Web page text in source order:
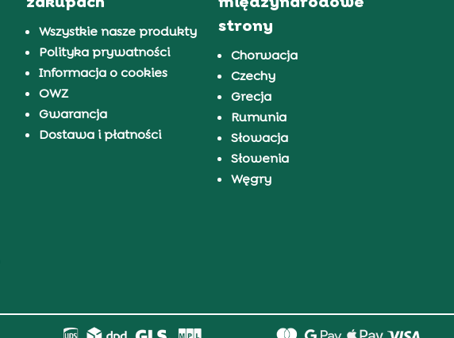
Wszystkie nasze produkty
Polityka prywatności
Informacja o cookies
OWZ
Gwarancja
Dostawa i płatności
strony
Chorwacja
Czechy
Grecja
Rumunia
Słowacja
Słowenia
Węgry